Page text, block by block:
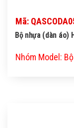
Mã:
Bộ nhựa (dàn áo)
Nhóm Model: